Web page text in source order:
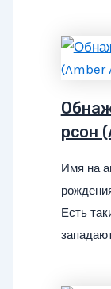
рсон
Имя на
Есть